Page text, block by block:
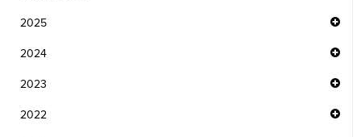
2025
2024
2023
2022